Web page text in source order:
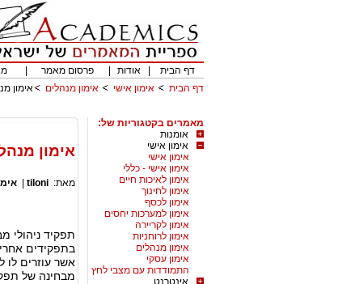
דף הבית
אודות פרסום מאמר
דף הבית
אימון אישי אימון מנהלים אימון
מאמרים בקטגוריות של:
אומנות
אימון אישי
אימון אישי
אימון אישי - כללי
אימון לאיכות חיים
אימון לחינוך
אימון לכסף
אימון למערכות יחסים
אימון לקריירה
אימון לרוחניות
אימון מנהלים
אימון עסקי
התמודדות עם מצבי לחץ
אינטרנט
אימון
מאת: tiloni
תפקיד ניהולי
בתפקידים
אשר עוזרים לו
מבחינה של